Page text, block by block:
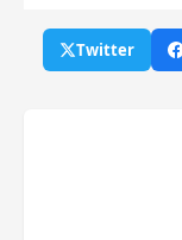
Twitter